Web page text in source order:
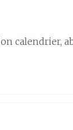
calendrier,